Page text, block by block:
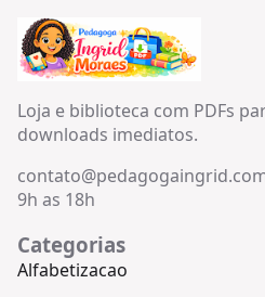
Loja e biblioteca com PDFs
downloads imediatos.
9h as 18h
Categorias
Alfabetizacao